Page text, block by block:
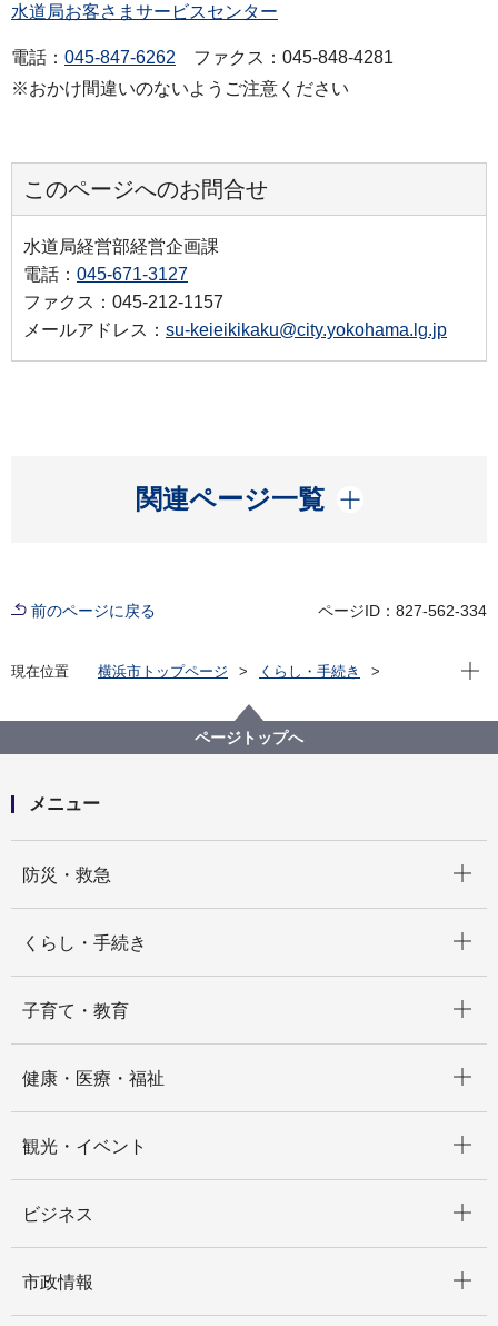
水道局お客さまサービスセンター
電話： 045-847-6262 ファクス：045-848-4281
※おかけ間違いのないようご注意ください
このページへのお問合せ
水道局経営部経営企画課
電話： 045-671-3127
ファクス：045-212-1157
メールアドレス： su-keieikikaku@city.yokohama.lg.jp
関連ページ一覧
開く
前のページに戻る ページID：827-562-334
現在位置 横浜市トップページ
くらし・手続き
水道事業概要
現在
ページトップへ
メニュー
防災・救急
くらし・手続き
子育て・教育
健康・医療・福祉
観光・イベント
ビジネス
市政情報